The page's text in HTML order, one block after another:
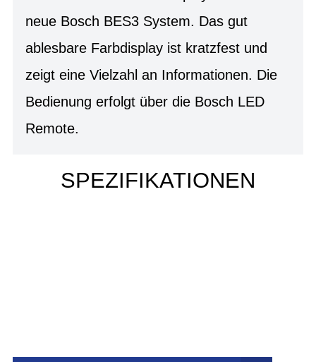
neue Bosch BES3 System. Das gut
ablesbare Farbdisplay ist kratzfest und
zeigt eine Vielzahl an Informationen. Die
Bedienung erfolgt über die Bosch LED
Remote.
SPEZIFIKATIONEN